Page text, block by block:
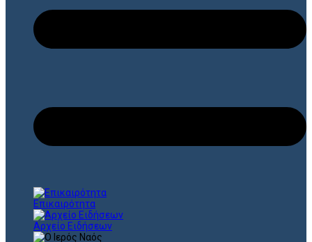
Επικαιρότητα
Αρχείο Ειδήσεων